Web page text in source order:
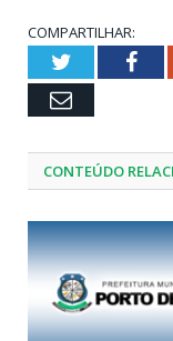
COMPARTILHAR:
Twitter
Email
CONTEÚDO